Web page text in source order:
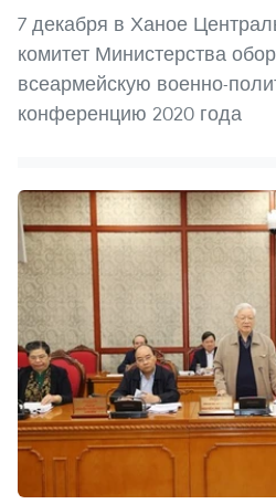
7 декабря в Ханое
комитет Министерства
всеармейскую военно-
конференцию 2020 года